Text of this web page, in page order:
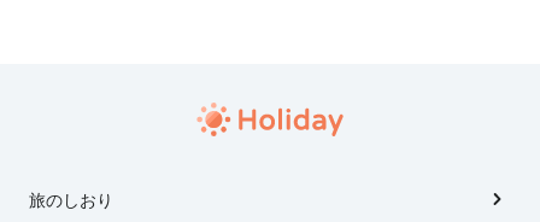
旅のしおり